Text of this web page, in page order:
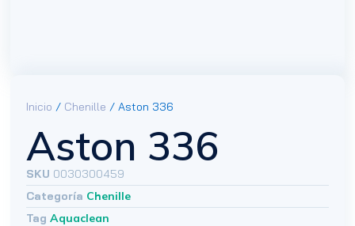
Inicio / Chenille / Aston 336
Aston 336
SKU 0030300459
Categoría Chenille
Tag Aquaclean